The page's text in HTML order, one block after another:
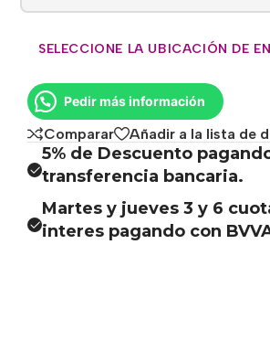
SELECCIONE LA UBICACIÓN DE
Pedir más información
Comparar Añadir a la lista de
5% de Descuento
transferencia bancaria.
Martes y jueves 3 y 6
interes pagando con